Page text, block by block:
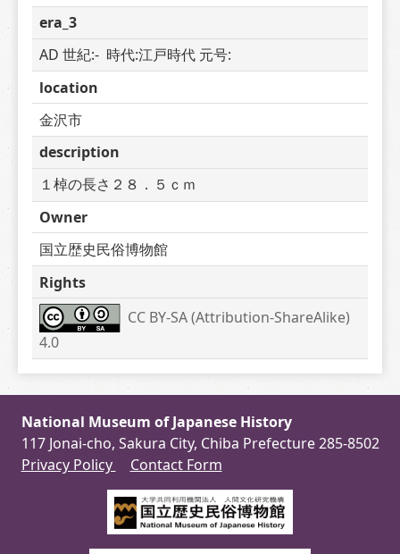
era_3
AD 世紀:-  時代:江戸時代 元号:
location
金沢市
description
１棹の長さ２８．５ｃｍ
Owner
国立歴史民俗博物館
Rights
CC BY-SA (Attribution-ShareAlike)
4.0
National Museum of Japanese History
117 Jonai-cho, Sakura City, Chiba Prefecture 285-8502
Privacy Policy
Contact Form